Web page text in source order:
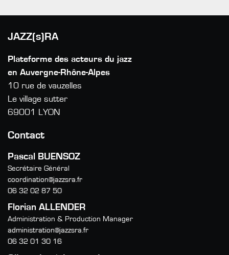
JAZZ(s)RA
Plateforme des acteurs du jazz
en Auvergne-Rhône-Alpes
10 rue de vauzelles
Le village sutter
69001 LYON
Contact
Pascal BUENSOZ
Secrétaire Général
coordination@jazzsra.fr
06 32 02 87 50
Florian ALLENDER
Administration & Production Manager
administration@jazzsra.fr
06 32 01 30 16